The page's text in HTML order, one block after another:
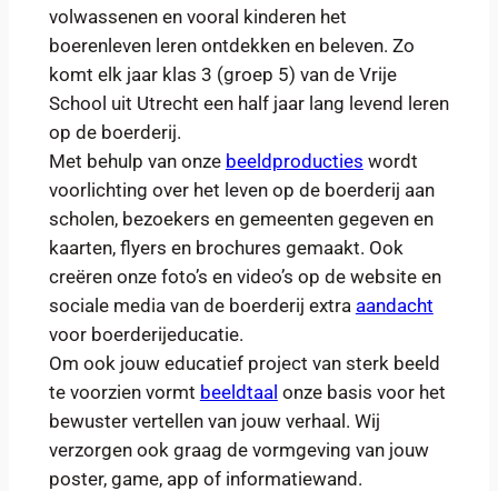
volwassenen en vooral kinderen het
boerenleven leren ontdekken en beleven. Zo
komt elk jaar klas 3 (groep 5) van de Vrije
School uit Utrecht een half jaar lang levend leren
op de boerderij.
Met behulp van onze beeldproducties wordt
voorlichting over het leven op de boerderij aan
scholen, bezoekers en gemeenten gegeven en
kaarten, flyers en brochures gemaakt. Ook
creëren onze foto’s en video’s op de website en
sociale media van de boerderij extra aandacht
voor boerderijeducatie.
Om ook jouw educatief project van sterk beeld
te voorzien vormt beeldtaal onze basis voor het
bewuster vertellen van jouw verhaal. Wij
verzorgen ook graag de vormgeving van jouw
poster, game, app of informatiewand.